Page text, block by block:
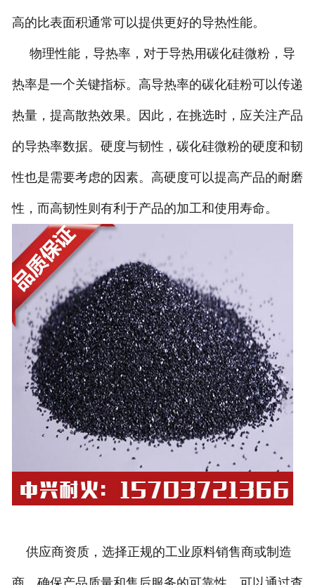
高的比表面积通常可以提供更好的导热性能。
物理性能，导热率，对于导热用碳化硅微粉，导
热率是一个关键指标。高导热率的碳化硅粉可以传递
热量，提高散热效果。因此，在挑选时，应关注产品
的导热率数据。硬度与韧性，碳化硅微粉的硬度和韧
性也是需要考虑的因素。高硬度可以提高产品的耐磨
性，而高韧性则有利于产品的加工和使用寿命。
供应商资质，选择正规的工业原料销售商或制造